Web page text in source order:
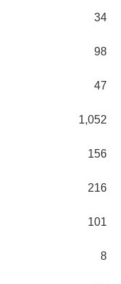
34
98
47
1,052
156
216
101
8